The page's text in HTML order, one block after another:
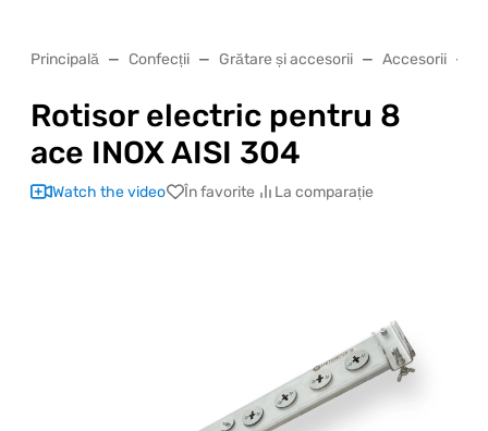
Principală Confecții Grătare și accesorii Accesorii
Rotisor electric pentru 8
ace INOX AISI 304
Watch the video În favorite La comparație